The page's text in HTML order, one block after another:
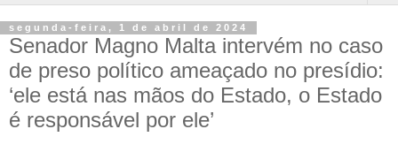
segunda-feira, 1 de abril de 2024
Senador Magno Malta intervém no caso
de preso político ameaçado no presídio:
‘ele está nas mãos do Estado, o Estado
é responsável por ele’